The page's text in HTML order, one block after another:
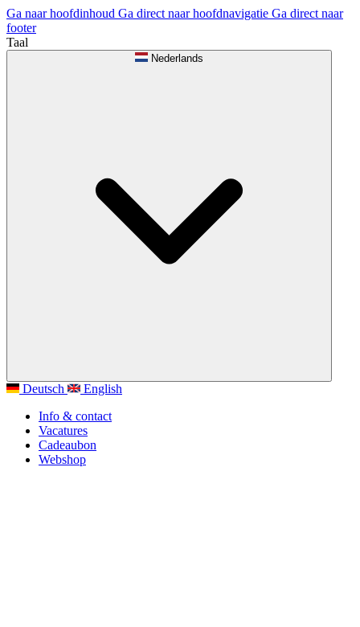
Ga naar hoofdinhoud Ga direct naar hoofdnavigatie Ga direct naar
footer
Taal
Nederlands
Deutsch
English
Info & contact
Vacatures
Cadeaubon
Webshop